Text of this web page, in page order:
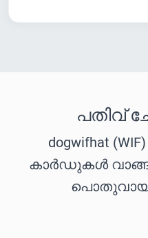
പതിവ്
dogwifhat
കാർഡുകൾ
പൊതുവായ